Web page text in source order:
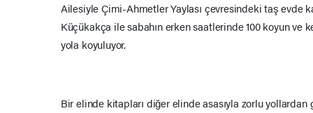
Ailesiyle Çimi-Ahmetler Yaylası çevresindeki taş evde
Küçükakça ile sabahın erken saatlerinde 100 koyun ve
yola koyuluyor.
Bir elinde kitapları diğer elinde asasıyla zorlu